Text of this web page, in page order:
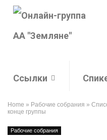
Ссылки
Home » Рабочие собрания »
конце группы
Рабочие собрания